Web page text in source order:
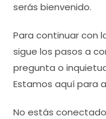
serás bienvenido.
Para continuar con
sigue los pasos a
pregunta o
Estamos aquí para
No estás